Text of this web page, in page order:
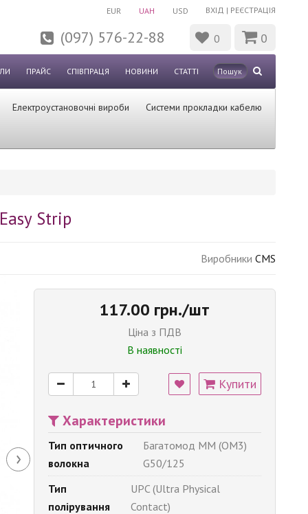
ВХІД | РЕЄСТРАЦІЯ
EUR UAH USD
(097) 576-22-88 0 0
ПРАЙС СПІВПРАЦЯ НОВИНИ СТАТТІ
Електроустановочні вироби Системи прокладки кабелю
Strip
Виробники CMS
›
117.00 грн./шт
Ціна з ПДВ
В наявності
Купити
Характеристики
Тип оптичного
волокна
Багатомод MM (OM3)
G50/125
Тип
полірування
UPC (Ultra Physical
Contact)